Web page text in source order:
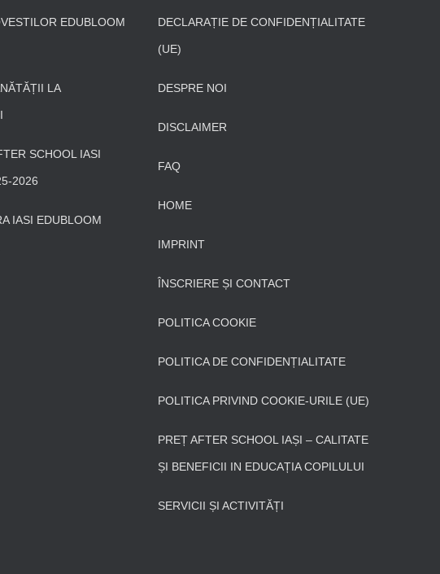
EDUBLOOM
LA
SCHOOL IASI
2026
IASI EDUBLOOM
DECLARAȚIE DE CONFIDENȚIALITATE
(UE)
DESPRE NOI
DISCLAIMER
FAQ
HOME
IMPRINT
ÎNSCRIERE ȘI CONTACT
POLITICA COOKIE
POLITICA DE CONFIDENȚIALITATE
POLITICA PRIVIND COOKIE-URILE (UE)
PREȚ AFTER SCHOOL IAȘI – CALITATE
ȘI BENEFICII IN EDUCAȚIA COPILULUI
SERVICII ȘI ACTIVITĂȚI